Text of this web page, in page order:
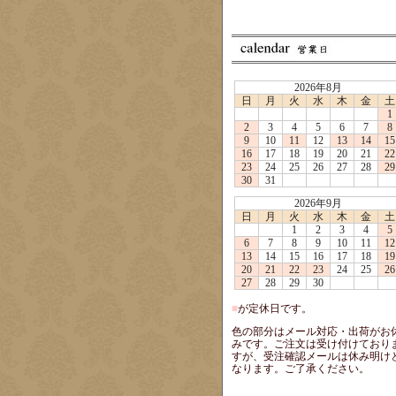
2026年8月
日
月 火 水 木 金
土
1
2
3 4 5 6 7
8
9
10 11 12 13 14
15
16
17 18 19 20 21
22
23
24 25 26 27 28
29
30
31
2026年9月
日
月 火 水 木 金
土
1
2 3 4
5
6
7 8 9 10 11
12
13
14 15 16 17 18
19
20
21 22 23 24 25
26
27
28 29 30
■が定休日です。
色の部分はメール対応・出荷がお
みです。ご注文は受け付けており
すが、受注確認メールは休み明け
なります。ご了承ください。